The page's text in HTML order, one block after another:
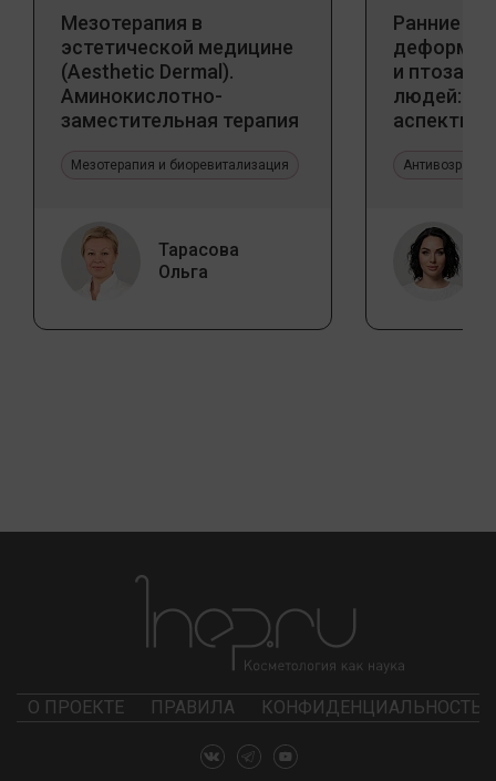
Мезотерапия в
эстетической медицине
(Aesthetic Dermal).
Аминокислотно-
заместительная терапия
Мезотерапия и биоревитализация
Тарасова
Ольга
Ранние
и птоза у
людей:
аспекты
О ПРОЕКТЕ ПРАВИЛА КОНФИДЕНЦИАЛЬНОСТЬ